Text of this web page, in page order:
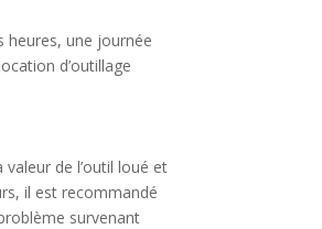
heures, une journée
d’outillage
de l’outil loué et
il est recommandé
survenant